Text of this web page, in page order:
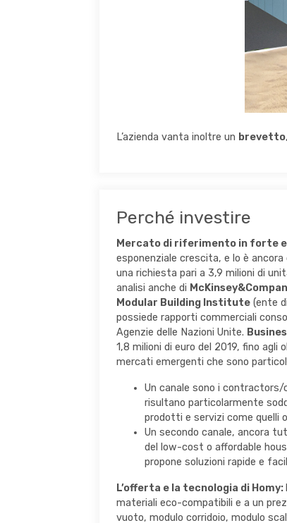
L’azienda vanta inoltre un brevetto
Perché investire
Mercato di riferimento in forte
esponenziale crescita, e lo è
una richiesta pari a 3,9 milioni di
analisi anche di
Modular Building Institute (ente
possiede rapporti commerciali
Agenzie delle Nazioni Unite.
1,8 milioni di euro del 2019, fino agli
mercati emergenti che sono
Un canale sono i contractors/
risultano particolarmente
prodotti e servizi come quelli
Un secondo canale, ancora
del low-cost o affordable
propone soluzioni rapide e
L’offerta e la tecnologia di Homy:
materiali eco-compatibili e a un
vuoto, modulo corridoio, modulo